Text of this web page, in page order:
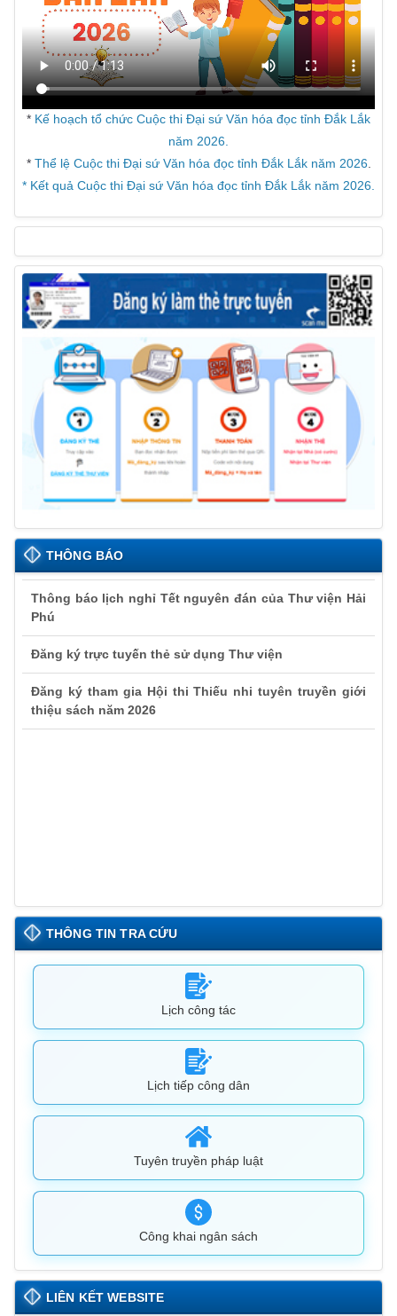
* Kế hoạch tổ chức Cuộc thi Đại sứ Văn hóa đọc tỉnh Đắk Lắk
năm 2026.
* Thể lệ Cuộc thi Đại sứ Văn hóa đọc tỉnh Đắk Lắk năm 2026.
* Kết quả Cuộc thi Đại sứ Văn hóa đọc tỉnh Đắk Lắk năm 2026.
THÔNG BÁO
Thông báo lịch nghỉ Tết nguyên đán của Thư viện Hải
Phú
Đăng ký trực tuyến thẻ sử dụng Thư viện
Đăng ký tham gia Hội thi Thiếu nhi tuyên truyền giới
thiệu sách năm 2026
THÔNG TIN TRA CỨU
Lịch công tác
Lịch tiếp công dân
Tuyên truyền pháp luật
Công khai ngân sách
LIÊN KẾT WEBSITE